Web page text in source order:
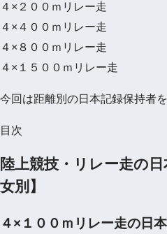
４×２００ｍリレー走
４×４００ｍリレー走
４×８００ｍリレー走
４×１５００ｍリレー走
今回は距離別の日本記録保持者
目次
陸上競技・リレー走の
女別】
４×１００ｍリレー走の日